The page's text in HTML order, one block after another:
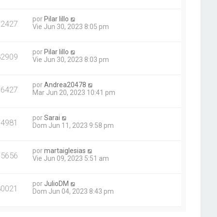
porPilar lillo
Vie Jun 30, 2023 8:05 pm
porPilar lillo
Vie Jun 30, 2023 8:03 pm
porAndrea20478
Mar Jun 20, 2023 10:41 pm
porSarai
Dom Jun 11, 2023 9:58 pm
pormartaiglesias
Vie Jun 09, 2023 5:51 am
por JulioDM
Dom Jun 04, 2023 8:43 pm